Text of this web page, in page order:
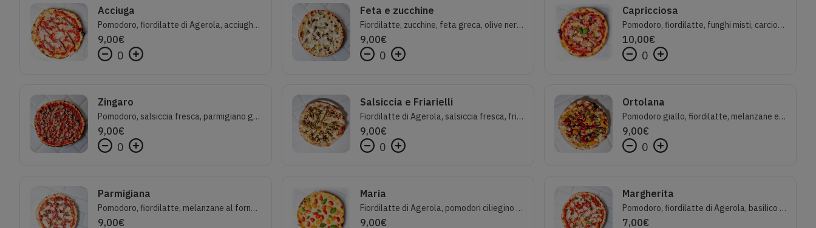
Acciuga
Pomodoro, fiordilatte di Agerola, acciughe siciliane, origano e olio evo
9,00€
0
Feta e zucchine
Fiordilatte, zucchine, feta greca, olive nere e olio al limone
9,00€
0
Capricciosa
Pomodoro, fiordilatte, funghi misti, carciofi, prosciutto cotto, olive nere
10,00€
0
Zingaro
Pomodoro, salsiccia fresca, parmigiano grattugiato, funghi misti trifolati e rosmarino
9,00€
0
Salsiccia e Friarielli
Fiordilatte di Agerola, salsiccia fresca, friarielli saltati e peperoncino
9,00€
0
Ortolana
Pomodoro giallo, fiordilatte, melanzane e zucchine al forno, peperoni a filetti
9,00€
0
Parmigiana
Pomodoro, fiordilatte, melanzane al forno e parmigiano reggiano
9,00€
Maria
Fiordilatte di Agerola, pomodori ciliegino gialli e rossi, parmigiano reggiano, basilico e olio evo
9,00€
Margherita
Pomodoro, fiordilatte di Agerola, basilico e olio evo
7,00€